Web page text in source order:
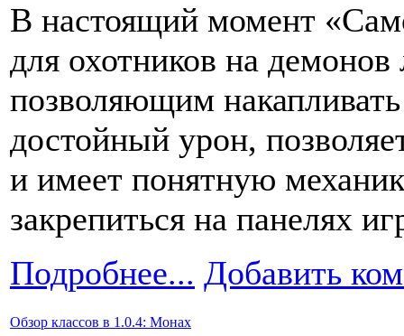
В настоящий момент
для охотников на
позволяющим
достойный урон,
и имеет понятную
закрепиться на панелях
Подробнее... Добавить
Обзор классов в 1.0.4: Монах